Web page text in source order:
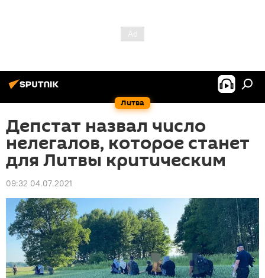
Литва
Депстат назвал число
нелегалов, которое станет
для Литвы критическим
09:32 04.07.2021